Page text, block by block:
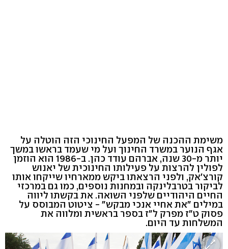
משימת ההכנה של המפעל החינוכי הזה הוטלה על
אגף הנוער במשרד החינוך ועל מי שעמד בראשו במשך
יותר מ-30 שנה, אברהם עודד כהן. ב-1986 הוא הוזמן
לפולין להרצות על פעילותו החינוכית של יאנוש
קורצ'אק, ולפני הרצאתו ביקש ממארחיו שייקחו אותו
לביקור בטרבלינקה ובמחנות נוספים, כמו גם במרכזי
החיים היהודיים שלפני השואה. את בקשתו ליווה
במילים "את אחיי אנכי מבקש" - ציטוט המבוסס על
פסוק ט"ז מפרק ל"ז בספר בראשית ומלווה את
המשלחות עד היום.